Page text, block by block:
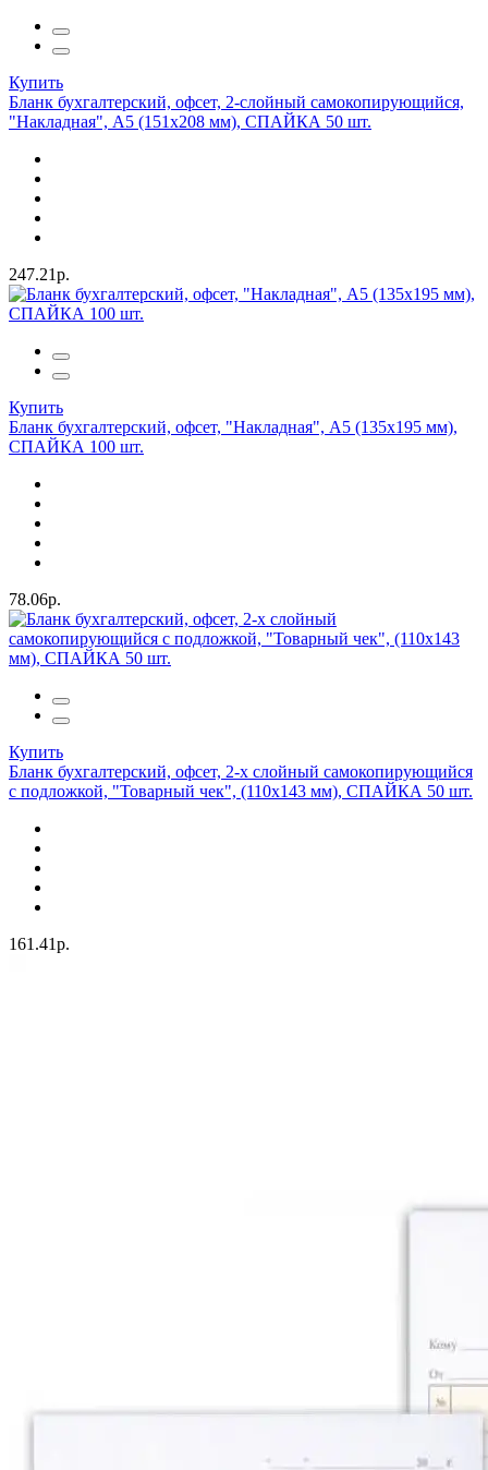
Купить
Бланк бухгалтерский, офсет, 2-слойный самокопирующийся,
"Накладная", А5 (151х208 мм), СПАЙКА 50 шт.
247.21р.
Купить
Бланк бухгалтерский, офсет, "Накладная", А5 (135х195 мм),
СПАЙКА 100 шт.
78.06р.
Купить
Бланк бухгалтерский, офсет, 2-х слойный самокопирующийся
с подложкой, "Товарный чек", (110х143 мм), СПАЙКА 50 шт.
161.41р.